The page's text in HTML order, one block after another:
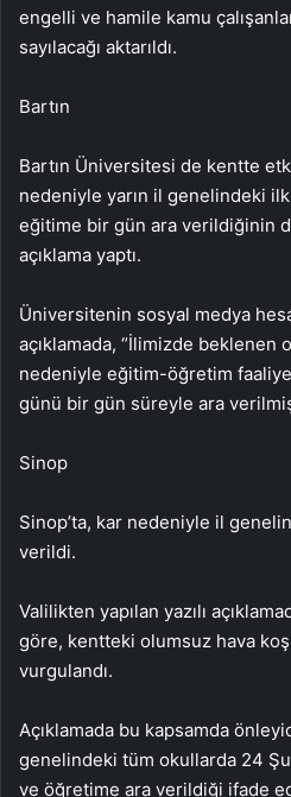
engelli ve hamile kamu
sayılacağı aktarıldı.
Bartın
Bartın Üniversitesi de kentte
nedeniyle yarın il genelindeki
eğitime bir gün ara verildiğinin
açıklama yaptı.
Üniversitenin sosyal medya
açıklamada, “İlimizde beklenen
nedeniyle eğitim-öğretim
günü bir gün süreyle ara
Sinop
Sinop’ta, kar nedeniyle il
verildi.
Valilikten yapılan yazılı
göre, kentteki olumsuz hava
vurgulandı.
Açıklamada bu kapsamda
genelindeki tüm okullarda 24
ve öğretime ara verildiği ifade